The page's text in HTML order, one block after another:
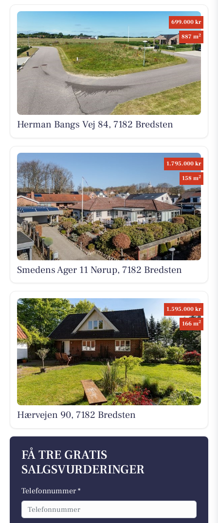
699.000 kr
887 m2
Herman Bangs Vej 84, 7182 Bredsten
1.795.000 kr
158 m2
Smedens Ager 11 Nørup, 7182 Bredsten
1.595.000 kr
166 m2
Hærvejen 90, 7182 Bredsten
FÅ TRE GRATIS
SALGSVURDERINGER
Telefonnummer *